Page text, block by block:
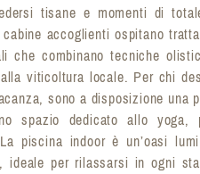
tisane e momenti di
accoglienti ospitano
che combinano tecniche
viticoltura locale. Per chi
sono a disposizione una
spazio dedicato allo yoga,
piscina indoor è un’oasi
ideale per rilassarsi in ogni